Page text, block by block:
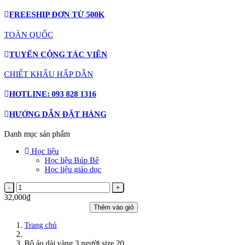
FREESHIP ĐƠN TỪ 500K
TOÀN QUỐC
TUYỂN CỘNG TÁC VIÊN
CHIẾT KHẤU HẤP DẪN
HOTLINE: 093 828 1316
HƯỚNG DẪN ĐẶT HÀNG
Danh mục sản phẩm
Học liệu
Học liệu Búp Bê
Học liệu giáo dục
32,000₫
Thêm vào giỏ
Trang chủ
Bộ áo dài vàng 3 người size 20